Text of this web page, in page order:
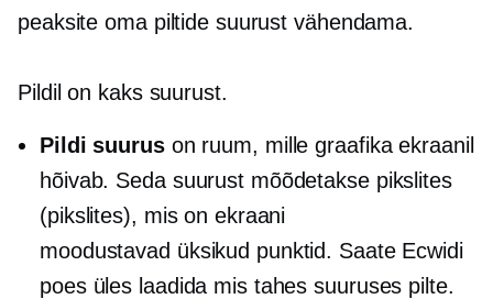
peaksite oma piltide suurust vähendama.
Pildil on kaks suurust.
Pildi suuruson ruum, mille graafika ekraanil
hõivab. Seda suurust mõõdetakse pikslites
(pikslites), mis on ekraani
moodustavad üksikud punktid. Saate Ecwidi
poes üles laadida mis tahes suuruses pilte.